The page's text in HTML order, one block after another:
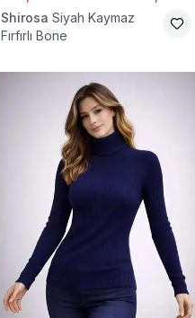
Shirosa Siyah Kaymaz
Fırfırlı Bone